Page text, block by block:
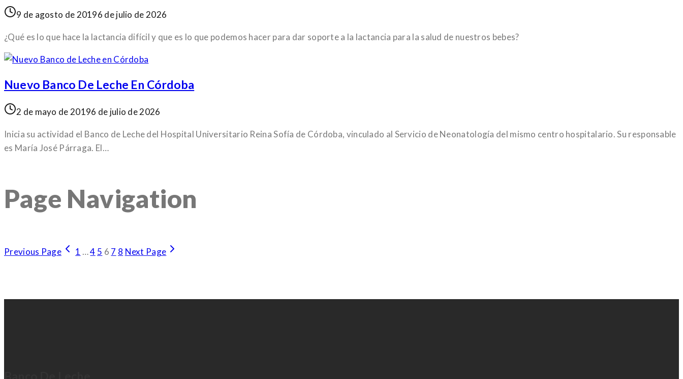
9 de agosto de 20196 de julio de 2026
¿Qué es lo que hace la lactancia difícil y que es lo que podemos hacer para dar soporte a la lactancia para la salud de nuestros bebes?
Nuevo Banco De Leche En Córdoba
2 de mayo de 20196 de julio de 2026
Inicia su actividad el Banco de Leche del Hospital Universitario Reina Sofía de Córdoba, vinculado al Servicio de Neonatología del mismo centro hospitalario. Su responsable
es María José Párraga. El…
Page Navigation
Previous Page 1 …4 5 6 7 8 Next Page